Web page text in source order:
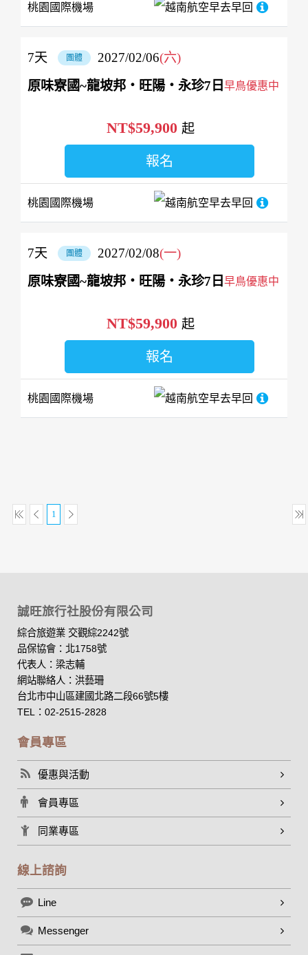
桃園國際機場 越南航空早去早回
團體 2027/02/06(六)
7天
原味寮國~龍坡邦‧旺陽‧永珍7日 早鳥優惠中
桃園國際機場 越南航空早去早回
NT$59,900 起
報名
團體 2027/02/08(一)
7天
原味寮國~龍坡邦‧旺陽‧永珍7日 早鳥優惠中
桃園國際機場 越南航空早去早回
NT$59,900 起
報名
1
誠旺旅行社股份有限公司
綜合旅遊業 交觀綜2242號
品保協會：北1758號
代表人：梁志輔
網站聯絡人：洪藝珊
台北市中山區建國北路二段66號5樓
TEL：02-2515-2828
會員專區
優惠與活動
會員專區
同業專區
線上諮詢
Line
Messenger